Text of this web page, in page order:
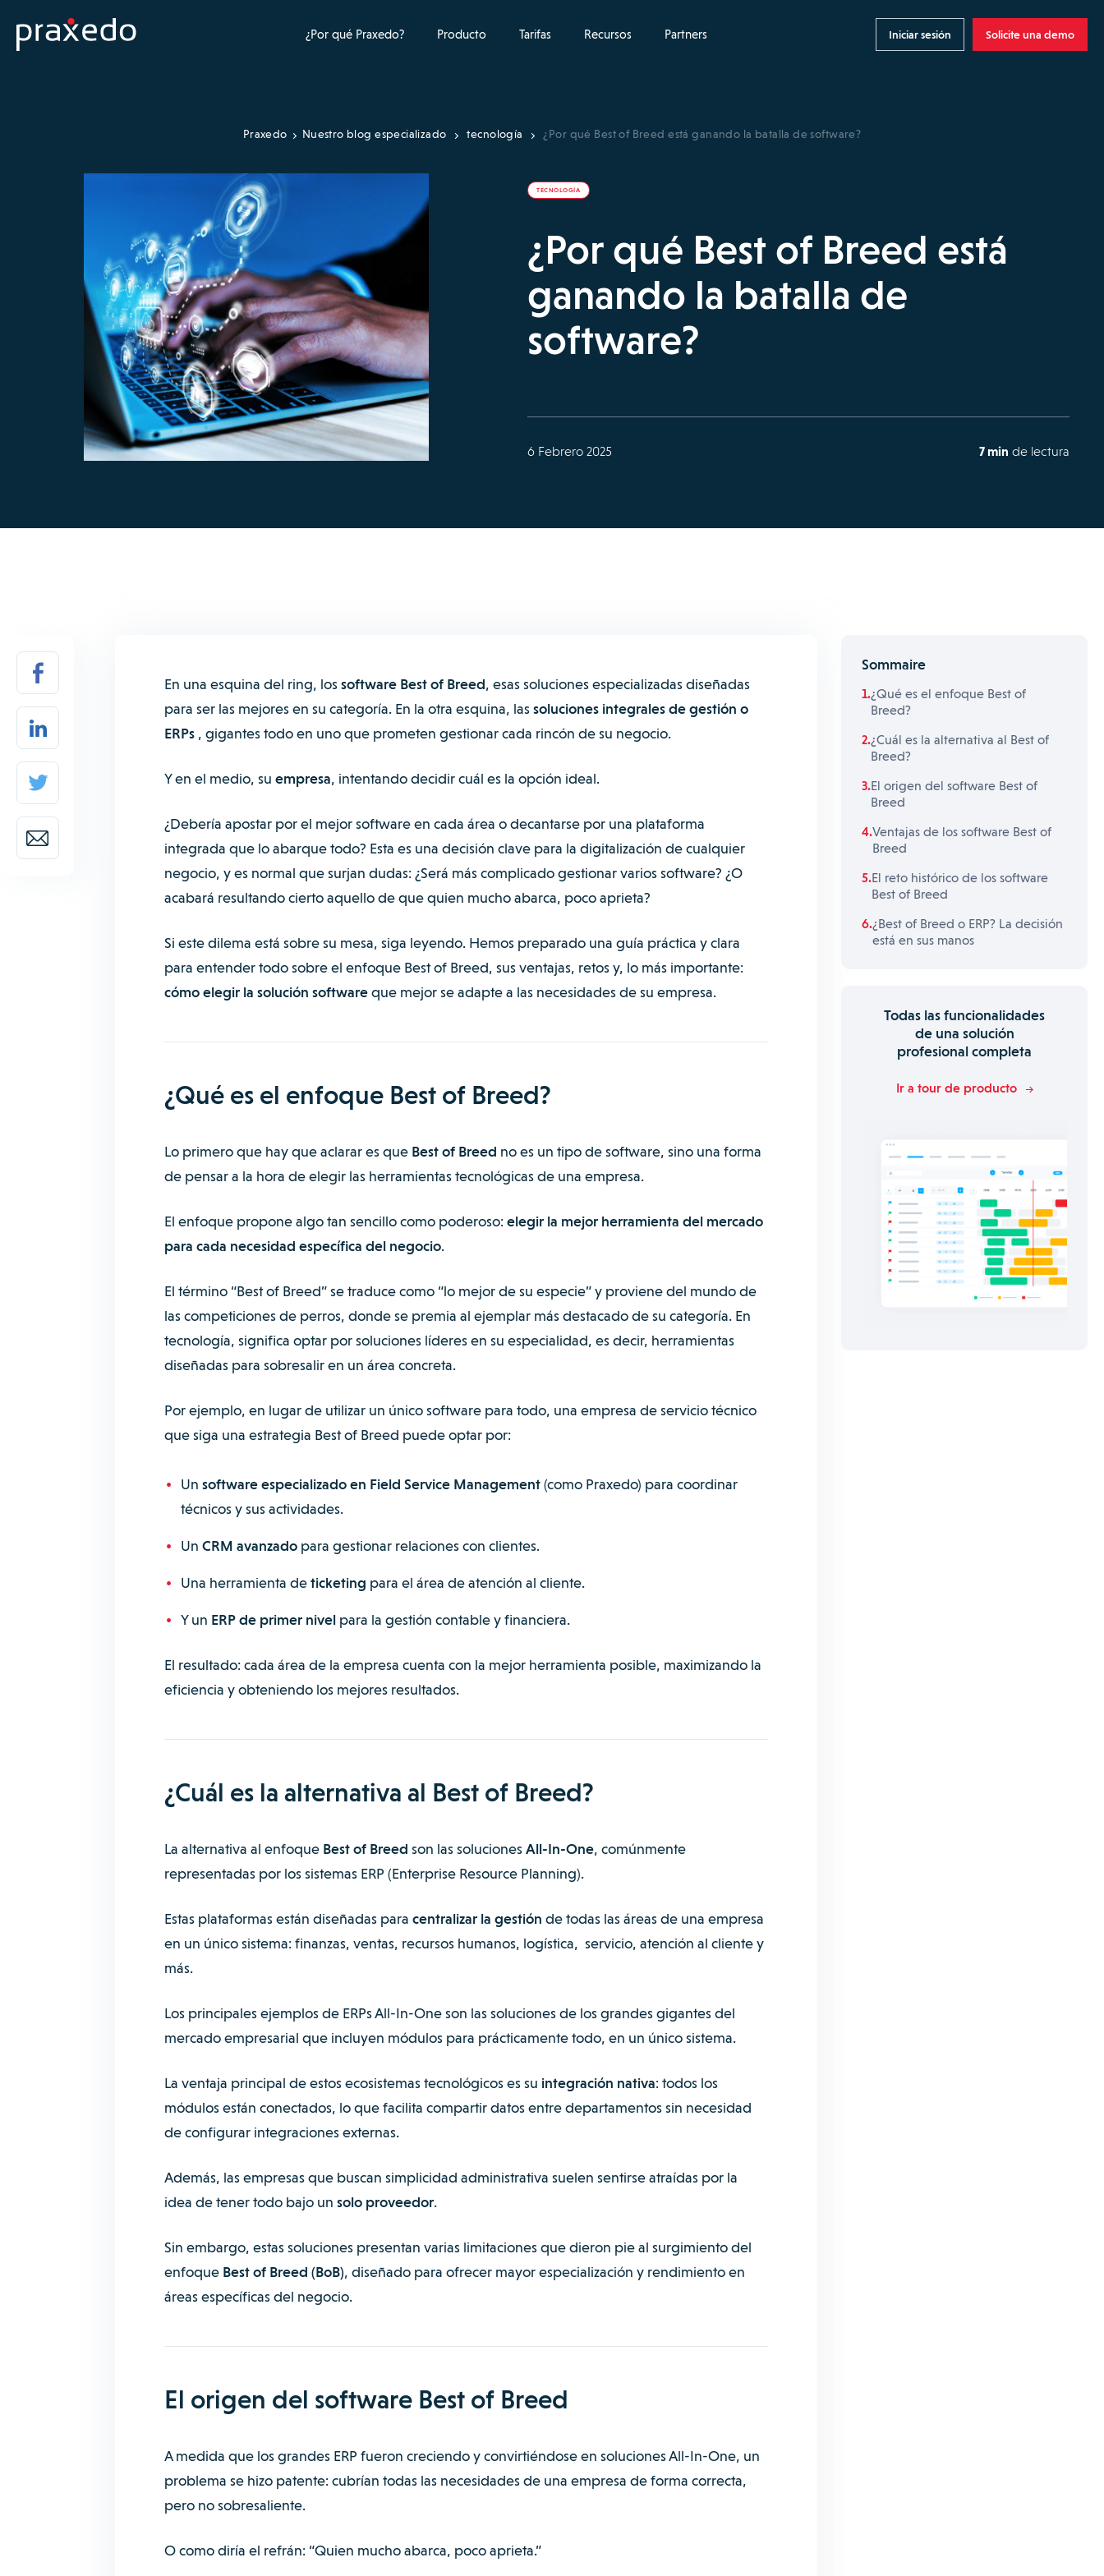
¿Por qué Praxedo? Producto Tarifas Recursos Partners Iniciar sesión Solicite una demo
Praxedo Nuestro blog especializado tecnología ¿Por qué Best of Breed está ganando la batalla de software?
TECNOLOGÍA
¿Por qué Best of Breed está
ganando la batalla de
software?
6 Febrero 2025 7 min de lectura
En una esquina del ring, lossoftware Best of Breed, esas soluciones especializadas diseñadas
para ser las mejores en su categoría. En la otra esquina, lassoluciones integrales de gestión o
ERPs , gigantes todo en uno que prometen gestionar cada rincón de su negocio.
Y en el medio, su empresa, intentando decidir cuál es la opción ideal.
¿Debería apostar por el mejor software en cada área o decantarse por una plataforma
integrada que lo abarque todo? Esta es una decisión clave para la digitalización de cualquier
negocio, y es normal que surjan dudas: ¿Será más complicado gestionar varios software? ¿O
acabará resultando cierto aquello de que quien mucho abarca, poco aprieta?
Si este dilema está sobre su mesa, siga leyendo. Hemos preparado una guía práctica y clara
para entender todo sobre el enfoque Best of Breed, sus ventajas, retos y, lo más importante:
cómo elegir la solución softwareque mejor se adapte a las necesidades de su empresa.
¿Qué es el enfoque Best of Breed?
Lo primero que hay que aclarar es que Best of Breed no es un tipo de software, sino una forma
de pensar a la hora de elegir las herramientas tecnológicas de una empresa.
El enfoque propone algo tan sencillo como poderoso:elegir la mejor herramienta del mercado
para cada necesidad específica del negocio.
El término “Best of Breed” se traduce como “lo mejor de su especie” y proviene del mundo de
las competiciones de perros, donde se premia al ejemplar más destacado de su categoría. En
tecnología, significa optar por soluciones líderes en su especialidad, es decir, herramientas
diseñadas para sobresalir en un área concreta.
Por ejemplo, en lugar de utilizar un único software para todo, una empresa de servicio técnico
que siga una estrategia Best of Breed puede optar por:
Un software especializado en Field Service Management(como Praxedo) para coordinar
técnicos y sus actividades.
Un CRM avanzadopara gestionar relaciones con clientes.
Una herramienta deticketing para el área de atención al cliente.
Y un ERP de primer nivelpara la gestión contable y financiera.
El resultado: cada área de la empresa cuenta con la mejor herramienta posible, maximizando la
eficiencia y obteniendo los mejores resultados.
¿Cuál es la alternativa al Best of Breed?
La alternativa al enfoque Best of Breed son las solucionesAll-In-One, comúnmente
representadas por los sistemas ERP (Enterprise Resource Planning).
Estas plataformas están diseñadas para centralizar la gestión de todas las áreas de una empresa
en un único sistema: finanzas, ventas, recursos humanos, logística, servicio, atención al cliente y
más.
Los principales ejemplos de ERPs All-In-One son las soluciones de los grandes gigantes del
mercado empresarial que incluyen módulos para prácticamente todo, en un único sistema.
La ventaja principal de estos ecosistemas tecnológicos es su integración nativa: todos los
módulos están conectados, lo que facilita compartir datos entre departamentos sin necesidad
de configurar integraciones externas.
Además, las empresas que buscan simplicidad administrativa suelen sentirse atraídas por la
idea de tener todo bajo un solo proveedor.
Sin embargo, estas soluciones presentan varias limitaciones que dieron pie al surgimiento del
enfoque Best of Breed (BoB), diseñado para ofrecer mayor especialización y rendimiento en
áreas específicas del negocio.
El origen del software Best of Breed
A medida que los grandes ERP fueron creciendo y convirtiéndose en soluciones All-In-One, un
problema se hizo patente: cubrían todas las necesidades de una empresa de forma correcta,
pero no sobresaliente.
O como diría el refrán: “Quien mucho abarca, poco aprieta.”
Sommaire
¿Qué es el enfoque Best of
Breed?
¿Cuál es la alternativa al Best of
Breed?
El origen del software Best of
Breed
Ventajas de los software Best of
Breed
El reto histórico de los software
Best of Breed
¿Best of Breed o ERP? La decisión
está en sus manos
Todas las funcionalidades
de una solución
profesional completa
Ir a tour de producto